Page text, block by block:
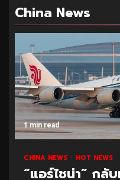
China News
1 min read
CHINA NEWS HOT NEWS
“แอร์ไชน่า” ก